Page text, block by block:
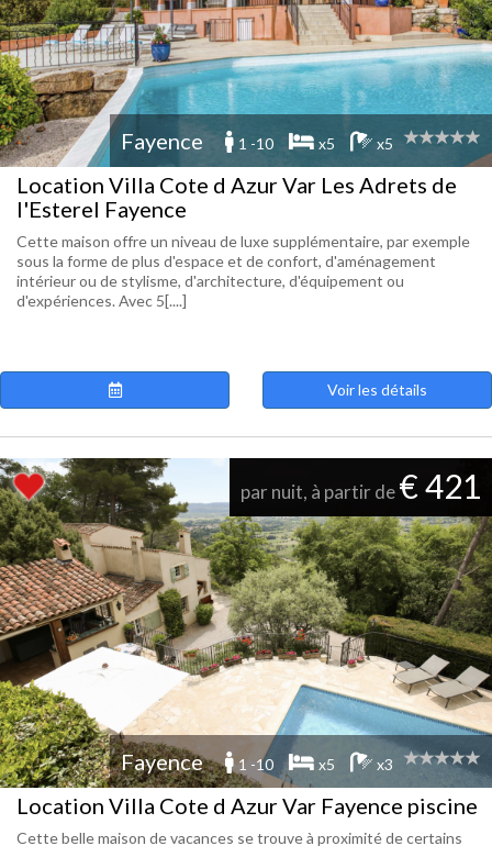
Fayence 1 -10 x5 x5
Location Villa Cote d Azur Var Les Adrets de
l'Esterel Fayence
Cette maison offre un niveau de luxe supplémentaire, par exemple
sous la forme de plus d'espace et de confort, d'aménagement
intérieur ou de stylisme, d'architecture, d'équipement ou
d'expériences. Avec 5[....]
Voir les détails
par nuit, à partir de€ 421
Fayence 1 -10 x5 x3
Location Villa Cote d Azur Var Fayence piscine
Cette belle maison de vacances se trouve à proximité de certains